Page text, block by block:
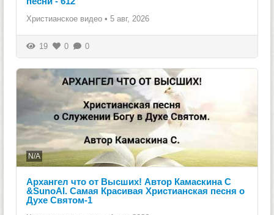
Христианское видео • 5 авг, 2026
19 0 0
N/A
Архангел что от Высших! Автор Камаскина С
&SunoAI. Самая Красивая Христианская песня о
Духе Святом-1